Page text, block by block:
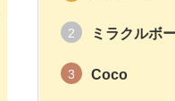
2 ミラクルボ
3 Coco